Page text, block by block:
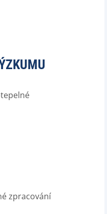
zpracování